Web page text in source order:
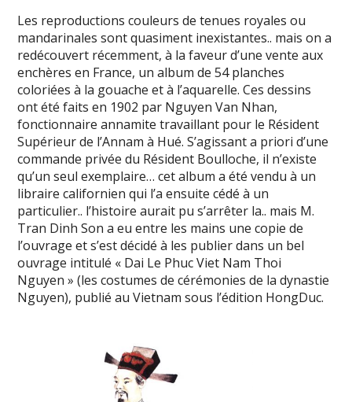
Les reproductions couleurs de tenues royales ou
mandarinales sont quasiment inexistantes.. mais on a
redécouvert récemment, à la faveur d’une vente aux
enchères en France, un album de 54 planches
coloriées à la gouache et à l’aquarelle. Ces dessins
ont été faits en 1902 par Nguyen Van Nhan,
fonctionnaire annamite travaillant pour le Résident
Supérieur de l’Annam à Hué. S’agissant a priori d’une
commande privée du Résident Boulloche, il n’existe
qu’un seul exemplaire… cet album a été vendu à un
libraire californien qui l’a ensuite cédé à un
particulier.. l’histoire aurait pu s’arrêter la.. mais M.
Tran Dinh Son a eu entre les mains une copie de
l’ouvrage et s’est décidé à les publier dans un bel
ouvrage intitulé « Dai Le Phuc Viet Nam Thoi
Nguyen » (les costumes de cérémonies de la dynastie
Nguyen), publié au Vietnam sous l’édition HongDuc.